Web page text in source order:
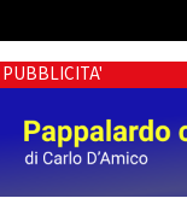
PUBBLICITA'